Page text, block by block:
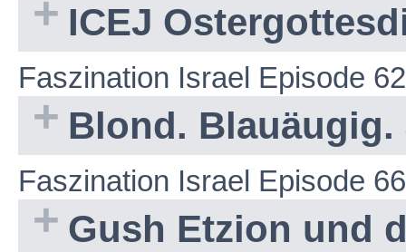
ICEJ
Faszination Israel Episode 62
Blond. Blauäugig.
Faszination Israel Episode 66
Gush Etzion und